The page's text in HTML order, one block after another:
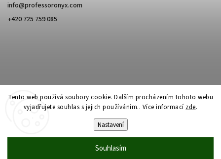
Tento web používá soubory cookie. Dalším procházením tohoto webu
vyjadřujete souhlas s jejich používáním.. Více informací zde.
Nastavení
Souhlasím
info@professoronyx.com
+420 725 759 085
Professor Onyx. Všechna práva vyhrazena.